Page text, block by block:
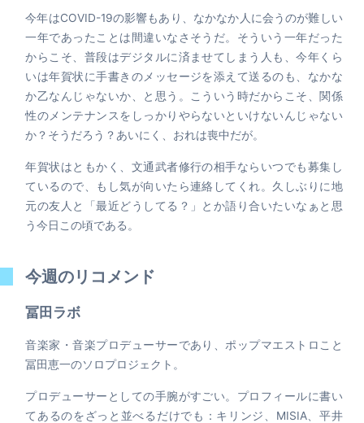
今年はCOVID-19の影響もあり、なかなか人に会うのが難しい
一年であったことは間違いなさそうだ。そういう一年だった
からこそ、普段はデジタルに済ませてしまう人も、今年くら
いは年賀状に手書きのメッセージを添えて送るのも、なかな
か乙なんじゃないか、と思う。こういう時だからこそ、関係
性のメンテナンスをしっかりやらないといけないんじゃない
か？そうだろう？あいにく、おれは喪中だが。
年賀状はともかく、文通武者修行の相手ならいつでも募集し
ているので、もし気が向いたら連絡してくれ。久しぶりに地
元の友人と「最近どうしてる？」とか語り合いたいなぁと思
う今日この頃である。
今週のリコメンド
冨田ラボ
音楽家・音楽プロデューサーであり、ポップマエストロこと
冨田恵一のソロプロジェクト。
プロデューサーとしての手腕がすごい。プロフィールに書い
てあるのをざっと並べるだけでも：キリンジ、MISIA、平井